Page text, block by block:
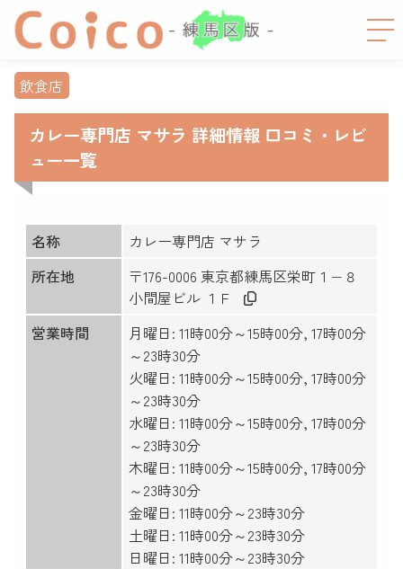
飲食店
カレー専門店 マサラ 詳細情報 口コミ・レビ
ュー一覧
名称
カレー専門店 マサラ
所在地
〒176-0006 東京都練馬区栄町１−８
小間屋ビル １Ｆ
営業時間
月曜日: 11時00分～15時00分, 17時00分
～23時30分
火曜日: 11時00分～15時00分, 17時00分
～23時30分
水曜日: 11時00分～15時00分, 17時00分
～23時30分
木曜日: 11時00分～15時00分, 17時00分
～23時30分
金曜日: 11時00分～23時30分
土曜日: 11時00分～23時30分
日曜日: 11時00分～23時30分